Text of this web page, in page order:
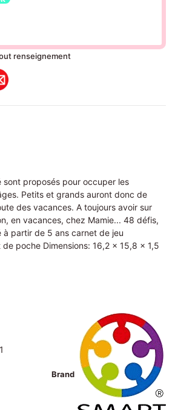
renseignement
proposés pour occuper les
Petits et grands auront donc de
des vacances. A toujours avoir sur
en vacances, chez Mamie... 48 défis,
partir de 5 ans carnet de jeu
poche Dimensions: 16,2 x 15,8 x 1,5
Brand